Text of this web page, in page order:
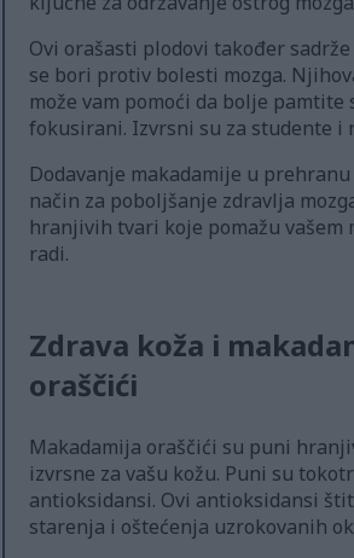
Ovi orašasti plodovi također
se bori protiv bolesti mozga.
može vam pomoći da bolje
fokusirani. Izvrsni su za studente i
Dodavanje makadamije u
način za poboljšanje zdravlja
hranjivih tvari koje pomažu vašem
radi.
Zdrava koža i
oraščići
Makadamija oraščići su puni
izvrsne za vašu kožu. Puni su
antioksidansi. Ovi antioksidansi
starenja i oštećenja uzrokovanih